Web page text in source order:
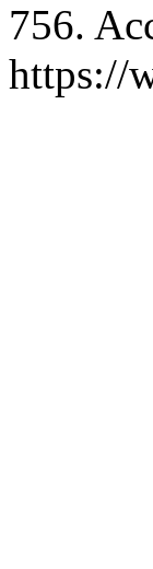
756.
https://